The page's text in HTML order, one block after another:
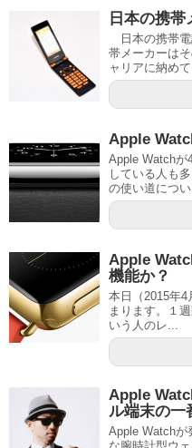
日本の携帯
日本の携帯電
帯メーカーは
ャリアに納め
Apple
Apple Watchが
している人も
の使い道につ
Apple
機能か？
本日（2015年4
まります。１
いう人のレ...
Apple
ル端末の一
Apple Watchが